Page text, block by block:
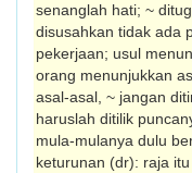
senanglah hati; ~
disusahkan tidak ada
pekerjaan; usul
orang menunjukkan
asal-asal, ~ jangan
haruslah ditilik
mula-mulanya dulu
keturunan (dr): raja